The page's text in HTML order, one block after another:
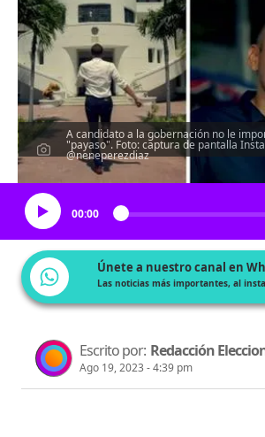
A candidato a la gobernación no le
"payaso". Foto: captura de pantalla
@neneperezdiaz
Escucha el artículo
00:00
Únete a nuestro canal en
Las noticias más importantes, al
Escrito por: Redacción
Ago 19, 2023 - 4:39 pm